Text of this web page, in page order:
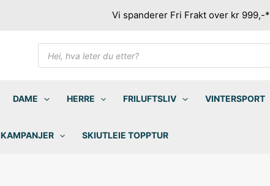
Vi spanderer Fri Frakt over kr 999,-*
Products
search
DAME HERRE FRILUFTSLIV VINTERSPORT
KAMPANJER SKIUTLEIE TOPPTUR